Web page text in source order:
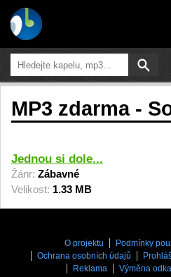
MP3 zdarma -
Jednou si dole...
Žánr: Zábavné
Velikost: 1.33 MB
O projektu Podmínky
Ochrana osobních údajů
Reklama
Výměna